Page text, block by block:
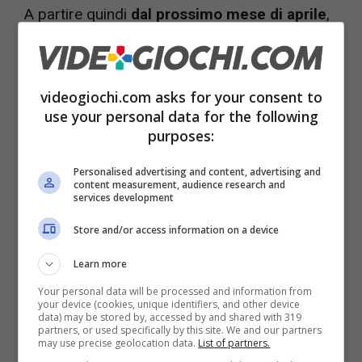
A partire quindi dal prossimo mese di aprile,
ci sono tutta una serie di offerte che
subiranno le cosiddette variazioni contrattuali.
L’incremento, come accennavamo, è di circa
due euro al mese IVA inclusa. Sulsito ufficiale
oggetto degli aumenti, ma viene chiarito che
tutti gli utentiche si trovano nelle condizioni
di vedere aumentare il costo mensile del
proprio piano tariffario riceveranno un
messaggio SMSin cui sarà possibile
effettuare delle scelte.
videogiochi.com asks for your consent to
use your personal data for the following
purposes:
Personalised advertising and content, advertising and
content measurement, audience research and
services development
Store and/or access information on a device
Learn more
Your personal data will be processed and information from
your device (cookies, unique identifiers, and other device
data) may be stored by, accessed by and shared with 319
partners, or used specifically by this site. We and our partners
may use precise geolocation data. List of partners.